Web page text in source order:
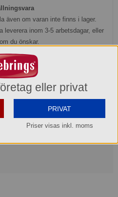
även om varan inte finns i lager.
leverera inom 3-5 arbetsdagar, eller
du önskar.
Köp »
eller privat
PRIVAT
Priser visas inkl. moms